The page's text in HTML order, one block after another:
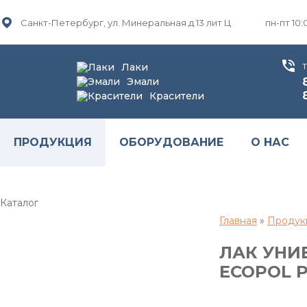
Санкт-Петербург, ул. Минеральная д.13 лит Ц пн-пт
Лаки
Эмали
Красители
ПРОДУКЦИЯ ОБОРУДОВАНИЕ О НАС
Каталог
Главная »
ЛАК
ECOPOL